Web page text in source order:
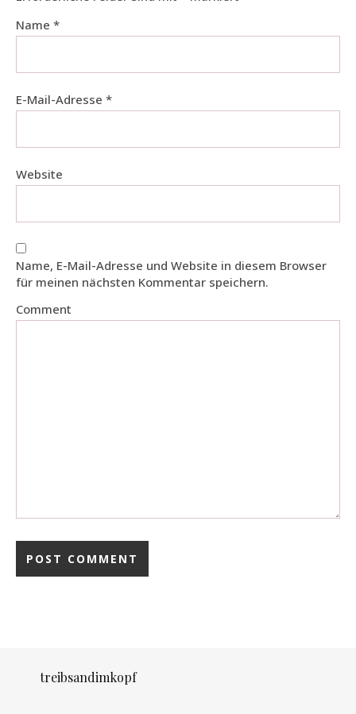
Name *
E-Mail-Adresse *
Website
Name, E-Mail-Adresse und Website in diesem Browser
für meinen nächsten Kommentar speichern.
Comment
treibsandimkopf